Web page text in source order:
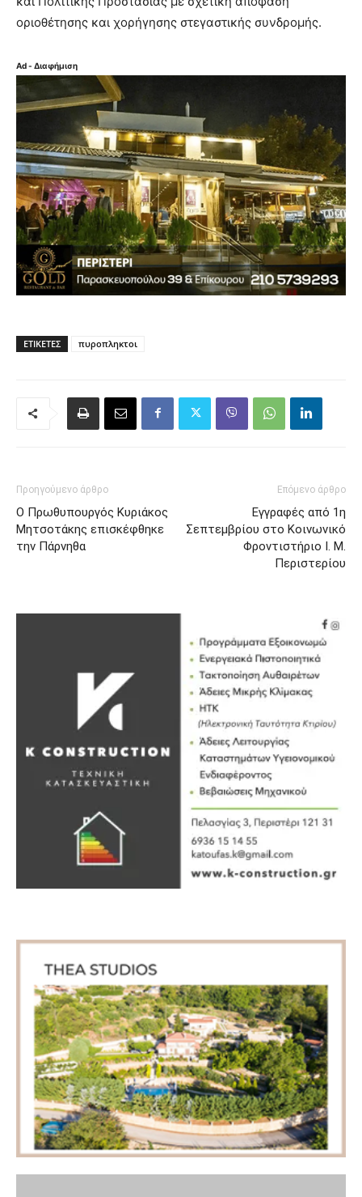
οριοθέτησης και χορήγησης στεγαστικής συνδρομής.
Ad - Διαφήμιση
ΕΤΙΚΈΤΕΣ πυροπληκτοι
Προηγούμενο άρθρο
Ο Πρωθυπουργός Κυριάκος
Μητσοτάκης επισκέφθηκε
την Πάρνηθα
Επόμενο άρθρο
Εγγραφές από 1η
Σεπτεμβρίου στο Κοινωνικό
Φροντιστήριο Ι. Μ.
Περιστερίου